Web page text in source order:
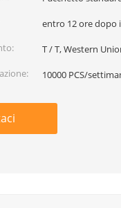
entro 12 ore dopo
T / T, Western
10000 PCS/